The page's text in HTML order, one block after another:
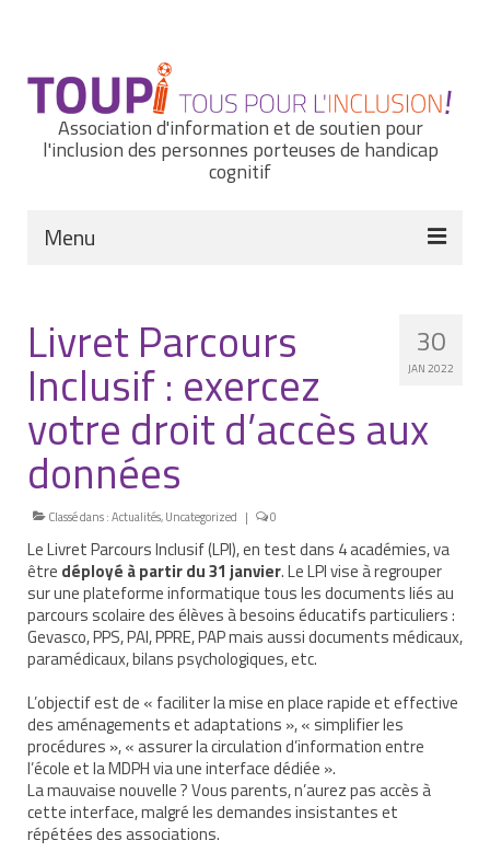
Association d'information et de soutien pour
l'inclusion des personnes porteuses de handicap
cognitif
Menu
Nous connaître
Notre histoire
Nos missions et nos valeurs
Notre équipe
Nous contacter
Nos partenaires
Nos livres
Nos livres adaptés
Soins bucco-dentaires
Les troubles sensoriels
Aide aux démarches
Dossier MDPH
30
JAN 2022
Livret Parcours
Inclusif : exercez
votre droit d’accès aux
données
Classé dans :Actualités,Uncategorized | 0
Le Livret Parcours Inclusif (LPI), en test dans 4 académies, va
être déployé à partir du 31 janvier. Le LPI vise à regrouper
sur une plateforme informatique tous les documents liés au
parcours scolaire des élèves à besoins éducatifs particuliers :
Gevasco, PPS, PAI, PPRE, PAP mais aussi documents médicaux,
paramédicaux, bilans psychologiques, etc.
L’objectif est de « faciliter la mise en place rapide et effective
des aménagements et adaptations », « simplifier les
procédures », « assurer la circulation d’information entre
l’école et la MDPH via une interface dédiée ».
La mauvaise nouvelle ? Vous parents, n’aurez pas accès à
cette interface, malgré les demandes insistantes et
répétées des associations.